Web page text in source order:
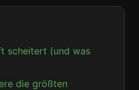
scheitert (und was
die größten